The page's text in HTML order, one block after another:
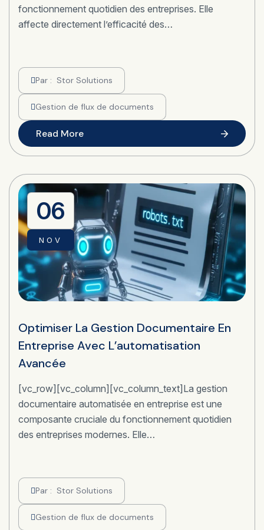
fonctionnement quotidien des entreprises. Elle
affecte directement l’efficacité des…
Par : Stor Solutions
Gestion de flux de documents
Read More
06
NOV
Optimiser La Gestion Documentaire En
Entreprise Avec L’automatisation
Avancée
[vc_row][vc_column][vc_column_text]La gestion
documentaire automatisée en entreprise est une
composante cruciale du fonctionnement quotidien
des entreprises modernes. Elle…
Par : Stor Solutions
Gestion de flux de documents